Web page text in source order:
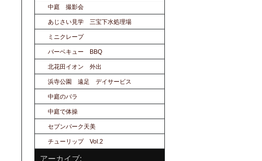
中庭 撮影会
あじさい見学 三宝下水処理場
ミニクレープ
バーベキュー BBQ
北花田イオン 外出
浜寺公園 遠足 デイサービス
中庭のバラ
中庭で体操
セブンパーク天美
チューリップ Vol.2
アーカイブ: